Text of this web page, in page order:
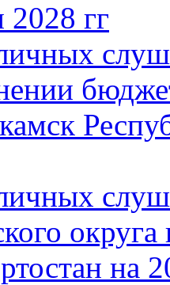
2028 гг
на